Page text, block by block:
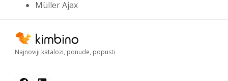
Müller Ajax
Najnoviji katalozi, ponude, popusti